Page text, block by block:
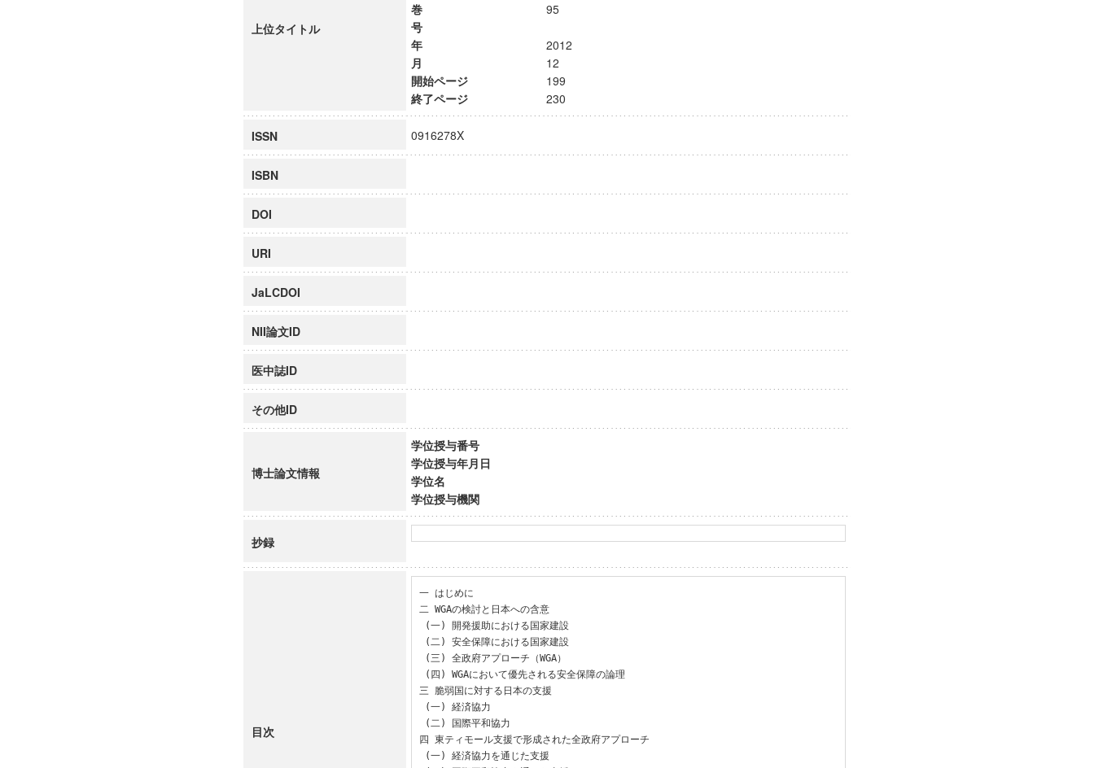
上位タイトル
巻
95
号
年
2012
月
12
開始ページ
199
終了ページ
230
ISSN 0916278X
ISBN
DOI
URI
JaLCDOI
NII論文ID
医中誌ID
その他ID
博士論文情報
学位授与番号
学位授与年月日
学位名
学位授与機関
抄録
目次
一 はじめに
二 WGAの検討と日本への含意
三 脆弱国に対する日本の支援
四 東ティモール支援で形成された全政府アプローチ